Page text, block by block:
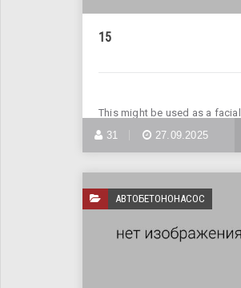
15
This might be used as a facial
wash to reduce
31 27.09.2025
АВТОБЕТОНОНАСОС